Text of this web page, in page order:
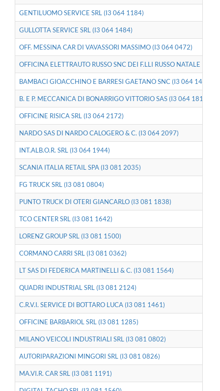
GENTILUOMO SERVICE SRL (I3 064 1184)
GULLOTTA SERVICE SRL (I3 064 1484)
OFF. MESSINA CAR DI VAVASSORI MASSIMO (I3 064 0472)
OFFICINA ELETTRAUTO RUSSO SNC DEI F.LLI RUSSO NATALE E
BAMBACI GIOACCHINO E BARRESI GAETANO SNC (I3 064 1492)
B. E P. MECCANICA DI BONARRIGO VITTORIO SAS (I3 064 1813)
OFFICINE RISICA SRL (I3 064 2172)
NARDO SAS DI NARDO CALOGERO & C. (I3 064 2097)
INT.ALB.O.R. SRL (I3 064 1944)
SCANIA ITALIA RETAIL SPA (I3 081 2035)
FG TRUCK SRL (I3 081 0804)
PUNTO TRUCK DI OTERI GIANCARLO (I3 081 1838)
TCO CENTER SRL (I3 081 1642)
LORENZ GROUP SRL (I3 081 1500)
CORMANO CARRI SRL (I3 081 0362)
LT SAS DI FEDERICA MARTINELLI & C. (I3 081 1564)
QUADRI INDUSTRIAL SRL (I3 081 2124)
C.R.V.I. SERVICE DI BOTTARO LUCA (I3 081 1461)
OFFICINE BARBARIOL SRL (I3 081 1285)
MILANO VEICOLI INDUSTRIALI SRL (I3 081 0802)
AUTORIPARAZIONI MINGORI SRL (I3 081 0826)
MA.VI.R. CAR SRL (I3 081 1191)